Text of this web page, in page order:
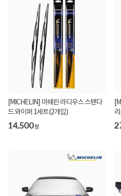
[MICHELIN] 미쉐린 라디우스 스탠다
드 와이퍼 1세트(2개입)
14,500원